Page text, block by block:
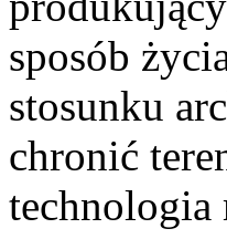
sposób
stosunku
chronić
technologia